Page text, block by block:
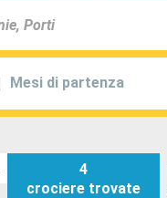
Mesi di partenza
4
crociere trovate